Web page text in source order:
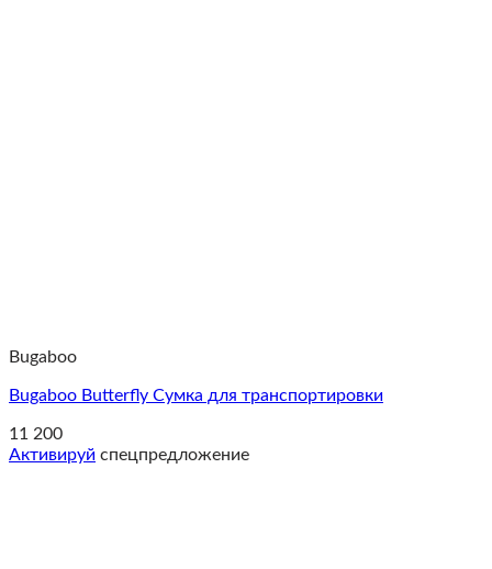
Bugaboo
Bugaboo Butterfly Cумка для транспортировки
11 200
Активируй спецпредложение